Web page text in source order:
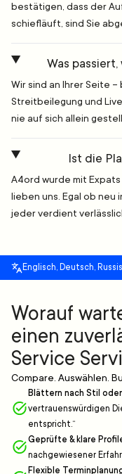
bestätigen, dass der
schiefläuft, sind Sie
Was
Wir sind an Ihrer Seite
Streitbeilegung und
nie auf sich allein
Ist die
A4ord wurde mit
lieben uns. Egal ob neu
jeder verdient
Englisch, Deutsch,
Worauf
einen
Service
Compare. Auswählen.
Blättern nach Stil
vertrauenswürdigen
entspricht.“
Geprüfte & klare
nachgewiesener
Flexible